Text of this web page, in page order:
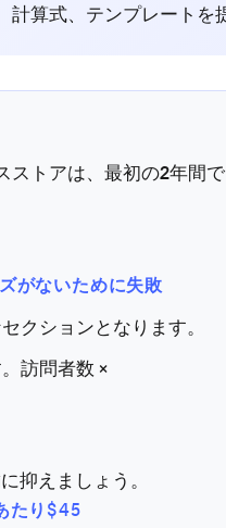
算式、テンプレートを
ストアは、最初の2年間で
がないために失敗
クションとなります。
訪問者数 ×
抑えましょう。
たり$45